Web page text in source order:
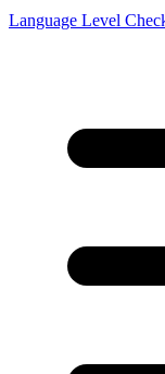
Language Level